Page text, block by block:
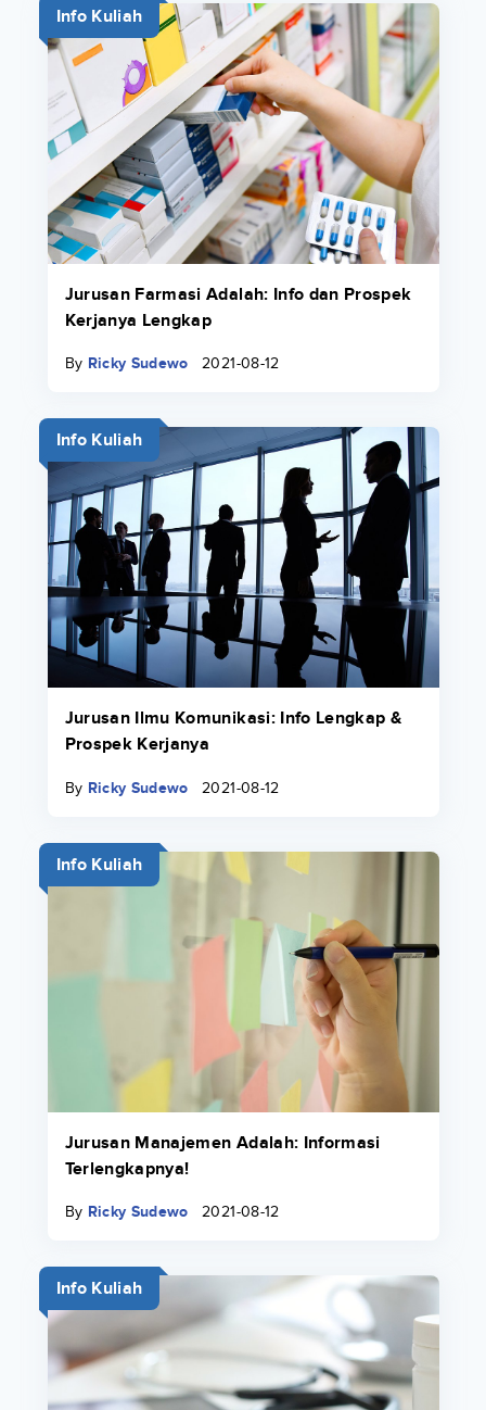
Info Kuliah
Jurusan Farmasi Adalah: Info dan Prospek
Kerjanya Lengkap
By Ricky Sudewo 2021-08-12
Info Kuliah
Jurusan Ilmu Komunikasi: Info Lengkap &
Prospek Kerjanya
By Ricky Sudewo 2021-08-12
Info Kuliah
Jurusan Manajemen Adalah: Informasi
Terlengkapnya!
By Ricky Sudewo 2021-08-12
Info Kuliah